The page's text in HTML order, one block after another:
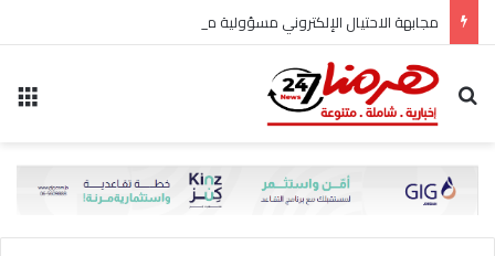
مجابهة الاحتيال الإلكتروني مسؤولية مشتركة
بحث عن